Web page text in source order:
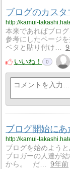
ブログのカスタ
本来であればブロ
参考にしたページ
ベタと貼り付け…
いいね！
0
ブログ開始にあ
ブログを始めよう
ブロガーの人達が
から。 だ…
9年前